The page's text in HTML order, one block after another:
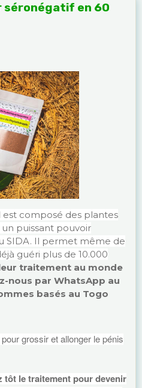
séronégatif en 60
composé des plantes
puissant pouvoir
SIDA. Il permet même de
guéri plus de 10.000
traitement au monde
nous par WhatsApp au
basés au Togo
grossir et allonger le pénis
tôt le traitement pour devenir